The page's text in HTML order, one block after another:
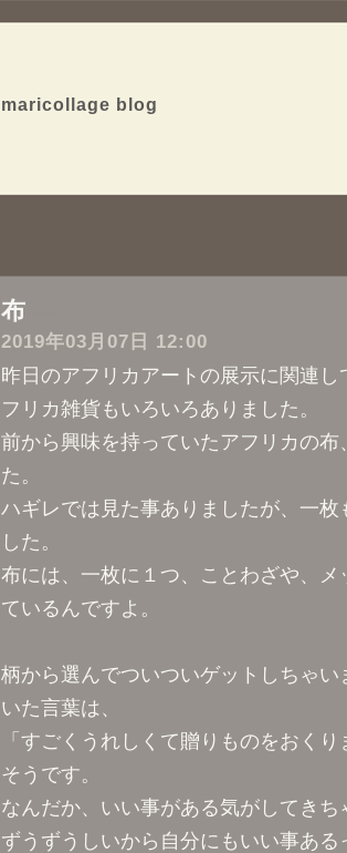
maricollage blog
布
2019年03月07日 12:00
昨日のアフリカアートの展示に関連
フリカ雑貨もいろいろありました。
前から興味を持っていたアフリカの
た。
ハギレでは見た事ありましたが、一
した。
布には、一枚に１つ、ことわざや、
ているんですよ。
柄から選んでついついゲットしちゃ
いた言葉は、
「すごくうれしくて贈りものをおく
そうです。
なんだか、いい事がある気がしてきち
ずうずうしいから自分にもいい事あ